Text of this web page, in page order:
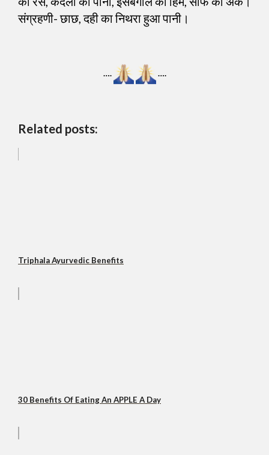
संग्रहणी- छाछ, दही का निथरा हुआ पानी।
…. ….
Related posts:
Triphala Ayurvedic Benefits
30 Benefits Of Eating An APPLE A Day